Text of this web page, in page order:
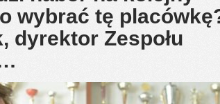
wybrać tę
dyrektor Zespołu